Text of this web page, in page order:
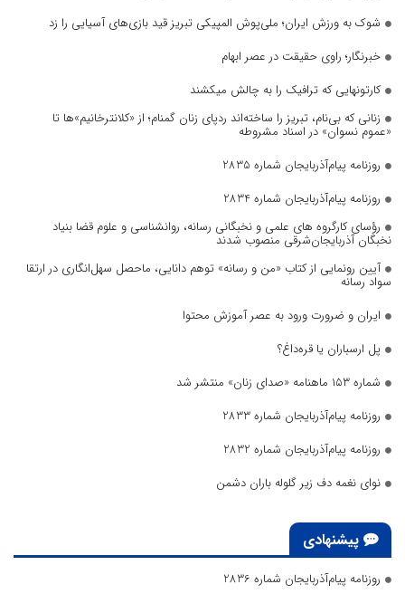
شوک به ورزش ایران؛ ملی‌پوش المپیکی تبریز قید بازی‌های آسیایی را زد
خبرنگار؛ راوی حقیقت در عصر ابهام
کارتونهایی که ترافیک را به چالش میکشند
زنانی که بی‌نام، تبریز را ساخته‌اند ردپای زنان گمنام؛ از «کلانترخانیم»ها تا
«عموم نسوان» در اسناد مشروطه
روزنامه پیام‌آذربایجان شماره 2835
روزنامه پیام‌آذربایجان شماره 2834
رؤسای کارگروه های علمی و نخبگانی رسانه، روانشناسی و علوم قضا بنیاد
نخبگان آذربایجان‌شرقی منصوب شدند
آیین رونمایی از کتاب «من و رسانه» توهم دانایی، ماحصل سهل‌انگاری در ارتقا
سواد رسانه
ایران و ضرورت ورود به عصر آموزش محتوا
پل ارسباران یا قره‌داغ؟
شماره ۱۵۳ ماهنامه «صدای زنان» منتشر شد
روزنامه پیام‌آذربایجان شماره 2833
روزنامه پیام‌آذربایجان شماره 2832
نوای نغمه دف زیر گلوله باران دشمن
پیشنهادی
روزنامه پیام‌آذربایجان شماره 2836